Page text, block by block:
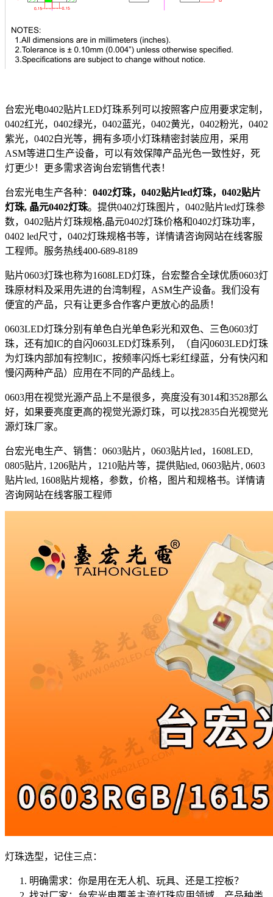
台宏光电0402贴片LED灯珠系列可以按照客户应用要求定制，
0402红光，0402绿光，0402蓝光，0402黄光，0402粉光，0402
紫光，0402白光等，拥有多项小灯珠精密封装应用，采用
ASM等进口生产设备，可以有效保障产品光色一致性好，死
灯更少！更多需求咨询台宏销售代表！
台宏光电生产各种： 0402灯珠，0402贴片led灯珠，0402贴片
灯珠, 晶元0402灯珠。提供0402灯珠图片，0402贴片led灯珠参
数，0402贴片灯珠规格,晶元0402灯珠价格和0402灯珠功率，
0402 led尺寸，0402灯珠规格书等，详情请咨询网站在线客服
工程师。服务热线400-689-8189
贴片0603灯珠也称为1608LED灯珠，台宏整合全球优质0603灯
珠原材料及采用先进的台湾制程，ASM生产设备。我们没有
便宜的产品，只有让更多合作客户更放心的品质！
0603LED灯珠分别有单色白光单色彩光和双色、三色0603灯
珠，还有加IC的自闪0603LED灯珠系列，（自闪0603LED灯珠
为灯珠内部加有控制IC，按频率闪烁七彩红绿蓝，分有快闪和
慢闪两种产品）应用在不同的产品线上。
0603用在视觉光源产品上不是很多，亮度没有3014和3528那么
好，如果要亮度更高的视觉光源灯珠，可以找2835白光视觉光
源灯珠厂家。
台宏光电生产、销售：0603贴片，0603贴片led，1608LED,
0805贴片, 1206贴片，1210贴片等，提供贴led, 0603贴片, 0603
贴片led, 1608贴片规格，参数，价格，图片和规格书。详情请
咨询网站在线客服工程师
灯珠选型，记住三点：
明确需求：你是用在无人机、玩具、还是工控板？